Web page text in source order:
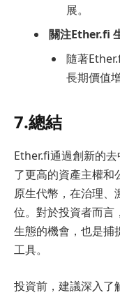
展。
關注Ether.fi
隨著
長期價值增
7.總結
Ether.fi通過創新的
了更高的資產主權和
原生代幣，在治理、
位。對於投資者而言
生態的機會，也是捕
工具。
投資前，建議深入了